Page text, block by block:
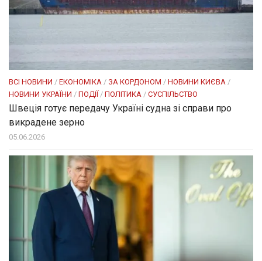
ВСІ НОВИНИ / ЕКОНОМІКА / ЗА КОРДОНОМ / НОВИНИ КИЄВА /
НОВИНИ УКРАЇНИ / ПОДІЇ / ПОЛІТИКА / СУСПІЛЬСТВО
Швеція готує передачу Україні судна зі справи про
викрадене зерно
05.06.2026